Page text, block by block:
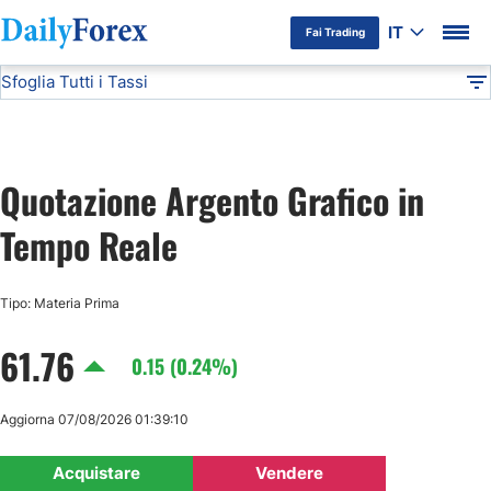
Fai Trading IT
Informativa Pubblicitaria
Sfoglia Tutti i Tassi
USD/JPY
GBP/USD
AUD/USD
Quotazione Argento Grafico in
Tempo Reale
Tipo: Materia Prima
61.76 0.15 (0.24%)
Acquistare Vendere
Aggiorna 07/08/2026 01:39:10